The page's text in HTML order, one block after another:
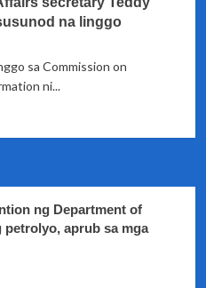
na linggo
sa Commission on
ni...
ng Department of
aprub sa mga